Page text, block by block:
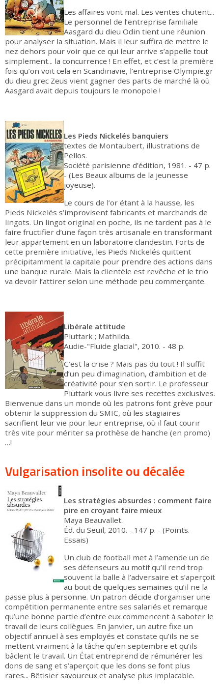
Les affaires vont mal. Les ventes chutent...
Le personnel de l’entreprise familiale
Aasgard du dieu Odin tient une réunion
pour analyser la situation. Mais il leur suffira de mettre le
nez dehors pour voir que ce qui leur arrive s’appelle tout
simplement... la concurrence ! En effet, et c’est la première
fois qu’on voit cela en Scandinavie, l’entreprise Olympie.gr
du dieu grec Zeus vient gagner des parts de marché là où
Aasgard avait depuis toujours le monopole !
Les Pieds Nickelés banquiers
textes de Montaubert, illustrations de
Pellos.
Société parisienne d’édition, 1981. - 47 p.
- (Les Beaux albums de la jeunesse
joyeuse).
Le cours de l’or étant à la hausse, les
Pieds Nickelés s’improvisent fabricants et marchands de
lingots. Un lingot original en poche, ils ne tardent pas à le
faire fructifier d’une façon très artisanale en transformant
leur appartement en un laboratoire clandestin. Forts de
cette première initiative, les Pieds Nickelés quittent
précipitamment la capitale pour prendre des actions dans
une banque rurale. Mais la clientèle est revêche et le trio
va devoir l’attirer selon une méthode peu commerçante.
Libérale attitude
Pluttark ; Mathilda.
Audie-"Fluide glacial", 2010. - 48 p.
C’est la crise ? Mais pas du tout ! Il suffit
d’un peu d’imagination, d’ambition et de
créativité pour s’en sortir. Le professeur
Pluttark vous livre ses recettes exclusives.
Bienvenue dans un monde où les patrons font grève pour
obtenir la suppression du SMIC, où les stagiaires
sacrifient leur vie pour leur entreprise, où il faut courir
très vite pour mériter sa prothèse de hanche (en promo)
…!
Vulgarisation insolite ou décalée
Les stratégies absurdes : comment faire
pire en croyant faire mieux
Maya Beauvallet.
Éd. du Seuil, 2010. - 147 p. - (Points.
Essais)
Un club de football met à l’amende un de
ses défenseurs au motif qu’il rend trop
souvent la balle à l’adversaire et s’aperçoit
au bout de quelques semaines qu’il ne la
passe plus à personne. Un patron décide d’organiser une
compétition permanente entre ses salariés et remarque
qu’une bonne partie d’entre eux commencent à saboter le
travail de leurs collègues. En janvier, un autre fixe un
objectif annuel à ses employés et constate qu’ils ne se
mettent vraiment à la tâche qu’en septembre et qu’ils
bâclent le travail. Un État entreprend de rémunérer les
dons de sang et s’aperçoit que les dons se font plus
rares... Bêtisier savoureux et analyse plus implacable.